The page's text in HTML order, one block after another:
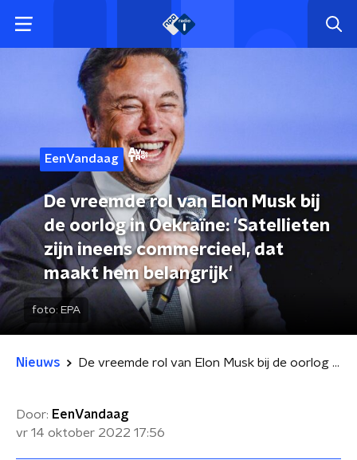
EenVandaag
De vreemde rol van Elon Musk bij
de oorlog in Oekraïne: 'Satellieten
zijn ineens commercieel, dat
maakt hem belangrijk'
foto: EPA
Nieuws De vreemde rol van Elon Musk bij de oorlog in Oekraïne: 'Satellieten zijn ineens commercieel, dat maakt hem belangrijk'
Door: EenVandaag
vr 14 oktober 2022 17:56